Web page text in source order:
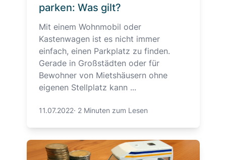
parken: Was gilt?
Mit einem Wohnmobil oder
Kastenwagen ist es nicht immer
einfach, einen Parkplatz zu finden.
Gerade in Großstädten oder für
Bewohner von Mietshäusern ohne
eigenen Stellplatz kann ...
11.07.2022· 2 Minuten zum Lesen